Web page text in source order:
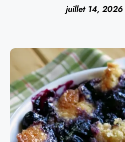
juillet 14, 2026